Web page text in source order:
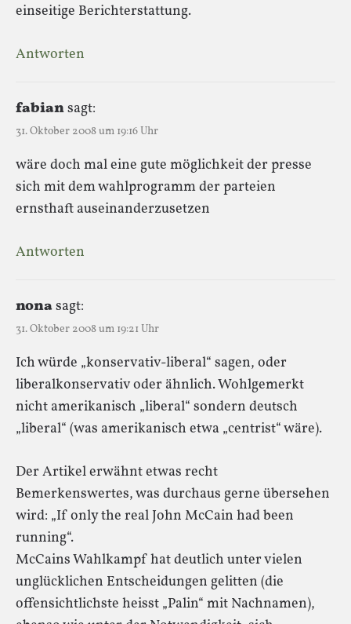
einseitige Berichterstattung.
Antworten
fabiansagt:
31. Oktober 2008 um 19:16 Uhr
wäre doch mal eine gute möglichkeit der presse
sich mit dem wahlprogramm der parteien
ernsthaft auseinanderzusetzen
Antworten
nonasagt:
31. Oktober 2008 um 19:21 Uhr
Ich würde „konservativ-liberal“ sagen, oder
liberalkonservativ oder ähnlich. Wohlgemerkt
nicht amerikanisch „liberal“ sondern deutsch
„liberal“ (was amerikanisch etwa „centrist“ wäre).
Der Artikel erwähnt etwas recht
Bemerkenswertes, was durchaus gerne übersehen
wird: „If only the real John McCain had been
running“.
McCains Wahlkampf hat deutlich unter vielen
unglücklichen Entscheidungen gelitten (die
offensichtlichste heisst „Palin“ mit Nachnamen),